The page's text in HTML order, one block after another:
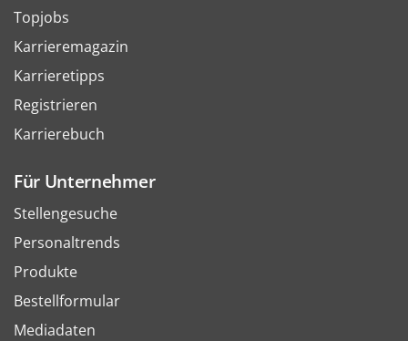
Topjobs
Karrieremagazin
Karrieretipps
Registrieren
Karrierebuch
Für Unternehmer
Stellengesuche
Personaltrends
Produkte
Bestellformular
Mediadaten